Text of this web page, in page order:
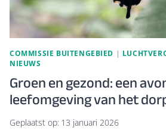
COMMISSIE BUITENGEBIED |
NIEUWS
Groen en gezond: een
leefomgeving van het
Geplaatst op: 13 januari 2026